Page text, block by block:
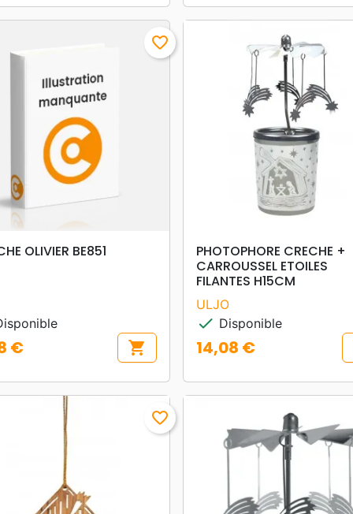
search APERÇU RAPIDE
favorite_border
OLIVIER BE851
€ shopping_cart
searchAPERÇU RAPIDE
PHOTOPHORE CRECHE +
CARROUSSEL ETOILES
FILANTES H15CM
ULJO
check Disponible
Prix
14,08 €
favorite_border